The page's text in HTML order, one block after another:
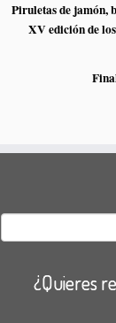
Piruletas de jamón,
XV edición de
¿Quieres